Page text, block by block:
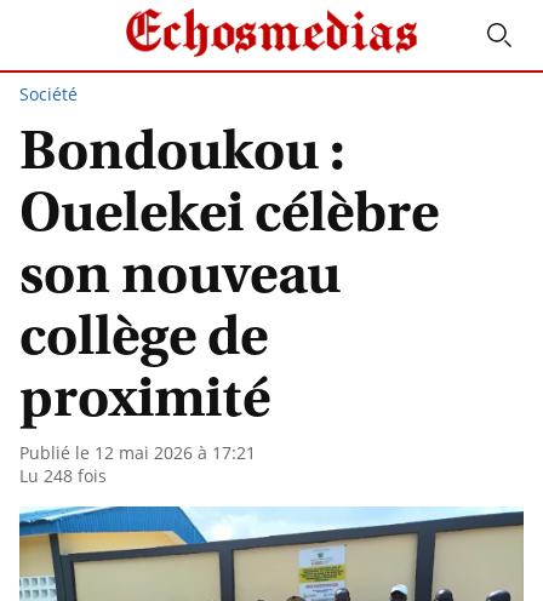
Société
Bondoukou :
Ouelekei célèbre
son nouveau
collège de
proximité
Publié le 12 mai 2026 à 17:21
Lu 248 fois